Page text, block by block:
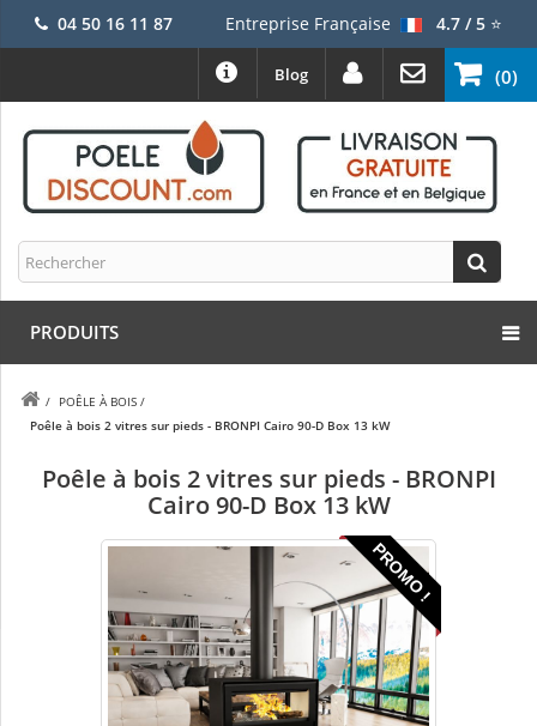
04 50 16 11 87 Entreprise Française 4.7 / 5⭐
(0)
Blog
PRODUITS
/ POÊLE À BOIS /
Poêle à bois 2 vitres sur pieds - BRONPI Cairo 90-D Box 13 kW
Poêle à bois 2 vitres sur pieds - BRONPI
Cairo 90-D Box 13 kW
PROMO !